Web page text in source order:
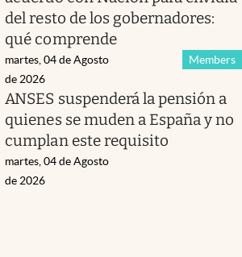
del resto de los gobernadores:
qué comprende
Members
martes, 04 de Agosto
de 2026
ANSES suspenderá la pensión a
quienes se muden a España y no
cumplan este requisito
martes, 04 de Agosto
de 2026